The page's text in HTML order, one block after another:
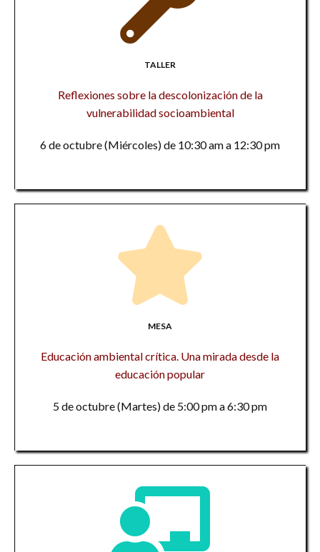
TALLER
Reflexiones sobre la descolonización de la
vulnerabilidad socioambiental
6 de octubre (Miércoles) de 10:30 am a 12:30 pm
MESA
Educación ambiental crítica. Una mirada desde la
educación popular
5 de octubre (Martes) de 5:00 pm a 6:30 pm